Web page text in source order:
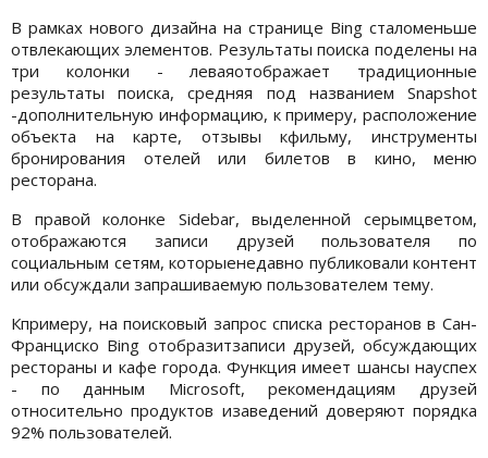
В рамках нового дизайна на странице Bing сталоменьше
отвлекающих элементов. Результаты поиска поделены на
три колонки - леваяотображает традиционные
результаты поиска, средняя под названием Snapshot
-дополнительную информацию, к примеру, расположение
объекта на карте, отзывы кфильму, инструменты
бронирования отелей или билетов в кино, меню
ресторана.
В правой колонке Sidebar, выделенной серымцветом,
отображаются записи друзей пользователя по
социальным сетям, которыенедавно публиковали контент
или обсуждали запрашиваемую пользователем тему.
Кпримеру, на поисковый запрос списка ресторанов в Сан-
Франциско Bing отобразитзаписи друзей, обсуждающих
рестораны и кафе города. Функция имеет шансы науспех
- по данным Microsoft, рекомендациям друзей
относительно продуктов изаведений доверяют порядка
92% пользователей.